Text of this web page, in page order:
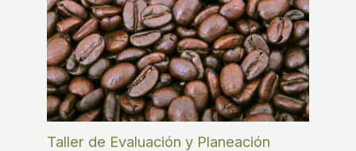
Taller de Evaluación y Planeación